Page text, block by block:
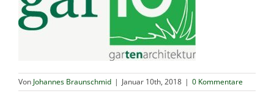
Von Johannes Braunschmid | Januar 10th, 2018 | 0 Kommentare